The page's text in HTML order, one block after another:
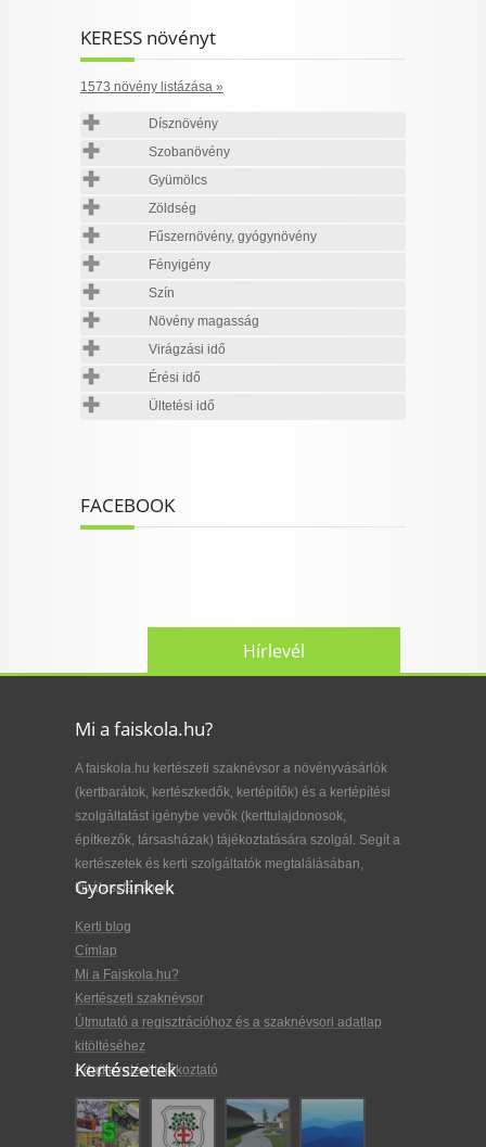
KERESS növényt
1573 növény listázása »
Dísznövény
Szobanövény
Gyümölcs
Zöldség
Fűszernövény, gyógynövény
Fényigény
Szín
Növény magasság
Virágzási idő
Érési idő
Ültetési idő
FACEBOOK
Hírlevél
Mi a faiskola.hu?
A faiskola.hu kertészeti szaknévsor a növényvásárlók
(kertbarátok, kertészkedők, kertépítők) és a kertépítési
szolgáltatást igénybe vevők (kerttulajdonosok,
építkezők, társasházak) tájékoztatására szolgál. Segít a
kertészetek és kerti szolgáltatók megtalálásában,
kiválasztásában.
Gyorslinkek
Kerti blog
Címlap
Mi a Faiskola.hu?
Kertészeti szaknévsor
Útmutató a regisztrációhoz és a szaknévsori adatlap
kitöltéséhez
Adatkezelési tájékoztató
Kertészetek